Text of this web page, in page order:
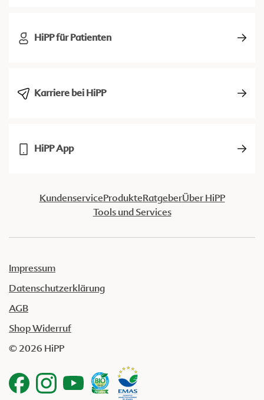
HiPP für Patienten
Karriere bei HiPP
HiPP App
KundenserviceProdukteRatgeberÜber HiPP
Tools und Services
Impressum
Datenschutzerklärung
AGB
Shop Widerruf
© 2026 HiPP